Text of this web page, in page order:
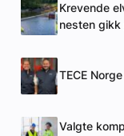
Krevende
nesten
TECE
Valgte